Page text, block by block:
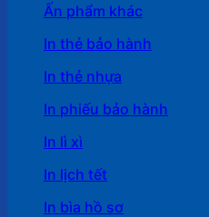
Ấn phẩm khác
In thẻ bảo hành
In thẻ nhựa
In phiếu bảo hành
In lì xì
In lịch tết
In bìa hồ sơ